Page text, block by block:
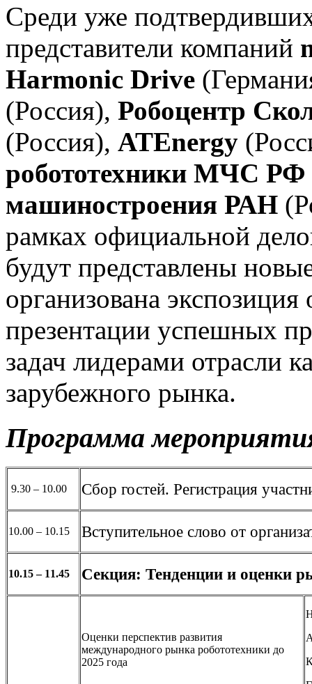
Среди уже
представители компаний
Harmonic Drive
(Россия), Робоцентр
(Россия), ATEnergy
робототехники МЧС РФ
машиностроения РАН
рамках официальной
будут представлены
организована экспозиция
презентации успешных
задач лидерами отрасли
зарубежного рынка.
Программа
9.30 – 10.00 Сбор гостей. Регистрация
10.00 – 10.15 Вступительное слово от
10.15 – 11.45 Секция: Тенденции и оценки
Оценки перспектив развития
международного рынка робототехники до
2025 года